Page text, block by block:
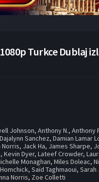
Turkce Dublaj
Johnson,Anthony N.,Anthony
Dajalynn Sanchez,Damian Lamar
Norris, Jack Ha, James Sharpe,
,Kevin Dyer,Lateef Crowder,
Monaghan,Miles Doleac,
,Saïd Taghmaoui,Sarah
Norris, Zoe Colletti